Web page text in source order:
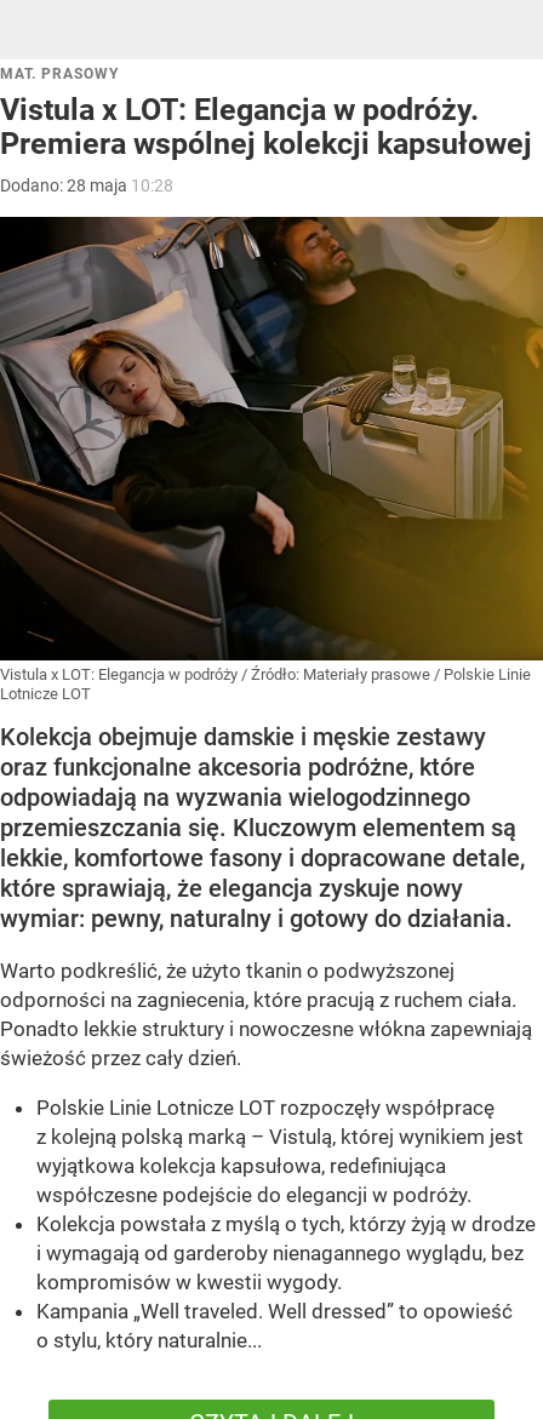
MAT. PRASOWY
Vistula x LOT: Elegancja w podróży.
Premiera wspólnej kolekcji kapsułowej
Dodano:28 maja 10:28
Vistula x LOT: Elegancja w podróży / Źródło: Materiały prasowe / Polskie Linie
Lotnicze LOT
Kolekcja obejmuje damskie i męskie zestawy
oraz funkcjonalne akcesoria podróżne, które
odpowiadają na wyzwania wielogodzinnego
przemieszczania się. Kluczowym elementem są
lekkie, komfortowe fasony i dopracowane detale,
które sprawiają, że elegancja zyskuje nowy
wymiar: pewny, naturalny i gotowy do działania.
Warto podkreślić, że użyto tkanin o podwyższonej
odporności na zagniecenia, które pracują z ruchem ciała.
Ponadto lekkie struktury i nowoczesne włókna zapewniają
świeżość przez cały dzień.
Polskie Linie Lotnicze LOT rozpoczęły współpracę
z kolejną polską marką – Vistulą, której wynikiem jest
wyjątkowa kolekcja kapsułowa, redefiniująca
współczesne podejście do elegancji w podróży.
Kolekcja powstała z myślą o tych, którzy żyją w drodze
i wymagają od garderoby nienagannego wyglądu, bez
kompromisów w kwestii wygody.
Kampania „Well traveled. Well dressed” to opowieść
o stylu, który naturalnie...